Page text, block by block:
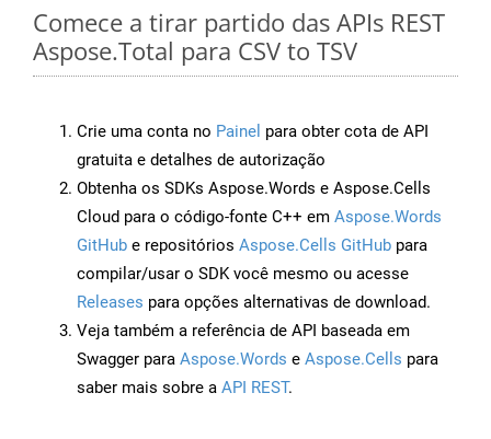
Comece a tirar partido das APIs REST
Aspose.Total para CSV to TSV
Crie uma conta no Painel para obter cota de API
gratuita e detalhes de autorização
Obtenha os SDKs Aspose.Words e Aspose.Cells
Cloud para o código-fonte C++ em Aspose.Words
GitHub e repositórios Aspose.Cells GitHub para
compilar/usar o SDK você mesmo ou acesse
Releases para opções alternativas de download.
Veja também a referência de API baseada em
Swagger para Aspose.Words e Aspose.Cells para
saber mais sobre a API REST.